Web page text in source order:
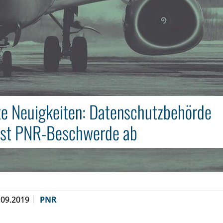
Neuigkeiten: Datenschutzbehörde
PNR-Beschwerde ab
PNR